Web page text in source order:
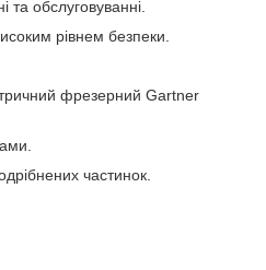
та обслуговуванні.
рівнем безпеки.
фрезерний Gartner
частинок.